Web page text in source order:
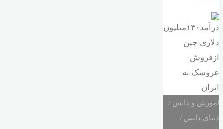
آموزش و دانش /
دنیای دانش /